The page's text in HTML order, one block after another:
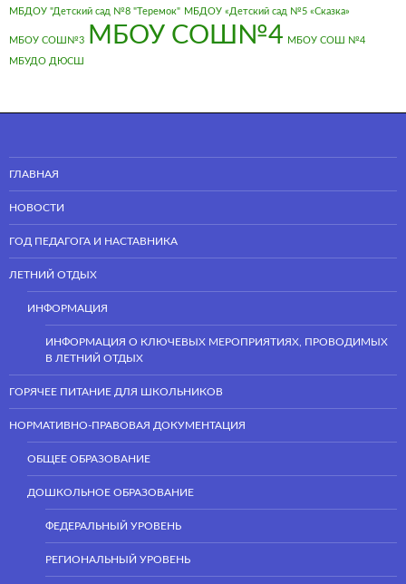
МБДОУ "Детский сад №8 "Теремок" МБДОУ «Детский сад №5 «Сказка»
МБОУ СОШ№3 МБОУ СОШ№4 МБОУ СОШ №4
МБУДО ДЮСШ
ГЛАВНАЯ
НОВОСТИ
ГОД ПЕДАГОГА И НАСТАВНИКА
ЛЕТНИЙ ОТДЫХ
ИНФОРМАЦИЯ
ИНФОРМАЦИЯ О КЛЮЧЕВЫХ МЕРОПРИЯТИЯХ, ПРОВОДИМЫХ
В ЛЕТНИЙ ОТДЫХ
ГОРЯЧЕЕ ПИТАНИЕ ДЛЯ ШКОЛЬНИКОВ
НОРМАТИВНО-ПРАВОВАЯ ДОКУМЕНТАЦИЯ
ОБЩЕЕ ОБРАЗОВАНИЕ
ДОШКОЛЬНОЕ ОБРАЗОВАНИЕ
ФЕДЕРАЛЬНЫЙ УРОВЕНЬ
РЕГИОНАЛЬНЫЙ УРОВЕНЬ